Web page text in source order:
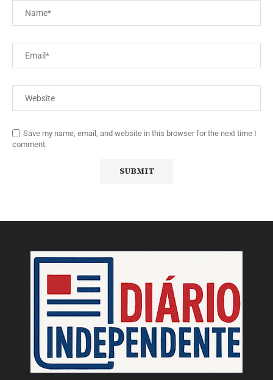
Save my name, email, and website in this browser for the next time I
comment.